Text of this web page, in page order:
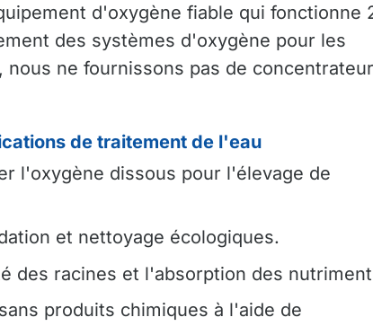
d'oxygène fiable qui fonctionne
des systèmes d'oxygène pour les
ne fournissons pas de
de traitement de l'eau
l'oxygène dissous pour l'élevage de
et nettoyage écologiques.
des racines et l'absorption des
produits chimiques à l'aide de